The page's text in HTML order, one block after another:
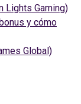
Lights Gaming)
y cómo
Global)